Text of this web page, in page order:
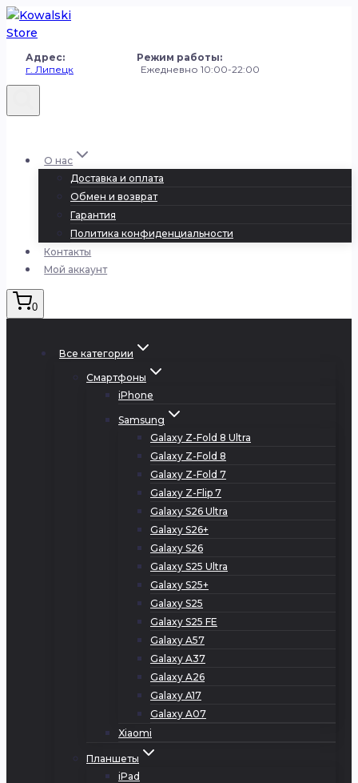
Перейти
к
Адрес: Режим работы:
г. Липецк Ежедневно 10:00-22:00
О нас
Доставка и оплата
Обмен и возврат
Гарантия
Политика конфиденциальности
Контакты
Мой аккаунт
0
Все категории
Смартфоны
iPhone
Samsung
Galaxy Z-Fold 8 Ultra
Galaxy Z-Fold 8
Galaxy Z-Fold 7
Galaxy Z-Flip 7
Galaxy S26 Ultra
Galaxy S26+
Galaxy S26
Galaxy S25 Ultra
Galaxy S25+
Galaxy S25
Galaxy S25 FE
Galaxy A57
Galaxy A37
Galaxy A26
Galaxy A17
Galaxy A07
Xiaomi
Планшеты
iPad